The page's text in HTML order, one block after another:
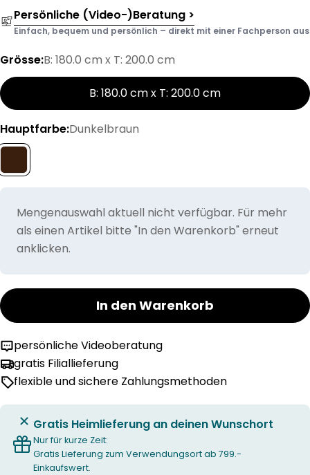
Persönliche (Video-)Beratung >
Einfach, bequem und persönlich – direkt mit einer Fachperson aus
Grösse:B: 180.0 cm x T: 200.0 cm
B: 180.0 cm x T: 200.0 cm
Hauptfarbe:Dunkelbraun
Mengenauswahl aktuell nicht verfügbar. Für mehr
als einen Artikel bitte "In den Warenkorb" erneut
anklicken.
In den Warenkorb
persönliche Videoberatung
gratis Filiallieferung
flexible und sichere Zahlungsmethoden
Gratis Heimlieferung an deinen Wunschort
Nur für kurze Zeit:
Gratis Lieferung zum Verwendungsort ab 799.-
Einkaufswert.